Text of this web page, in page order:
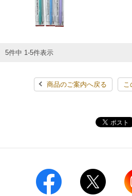
モバイルバッテリーシェアリング（
5件中 1-5件表示
商品のご案内へ戻る